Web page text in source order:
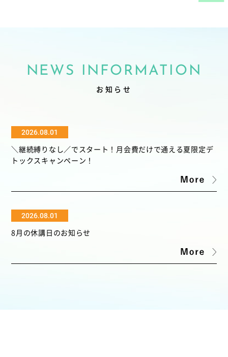
NEWS INFORMATION
お知らせ
2026.08.01
＼継続縛りなし／でスタート！月会費だけで通える夏限定デ
トックスキャンペーン！
2026.08.01
8月の休講日のお知らせ